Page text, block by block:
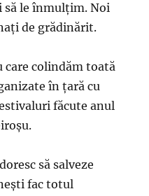
să le înmulţim. Noi
de grădinărit.
care colindăm toată
în ţară cu
făcute anul
să salveze
fac totul